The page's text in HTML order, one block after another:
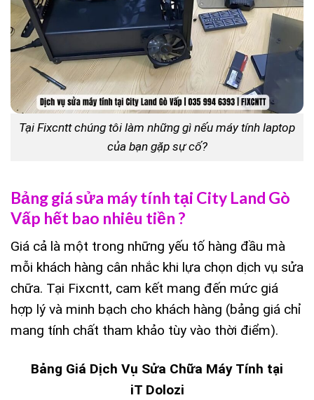
Tại Fixcntt chúng tôi làm những gì nếu máy tính laptop
của bạn gặp sự cố?
Bảng giá sửa máy tính tại City Land Gò
Vấp hết bao nhiêu tiền ?
Giá cả là một trong những yếu tố hàng đầu mà
mỗi khách hàng cân nhắc khi lựa chọn dịch vụ sửa
chữa. Tại Fixcntt, cam kết mang đến mức giá
hợp lý và minh bạch cho khách hàng (bảng giá chỉ
mang tính chất tham khảo tùy vào thời điểm).
Bảng Giá Dịch Vụ Sửa Chữa Máy Tính tại
iT Dolozi